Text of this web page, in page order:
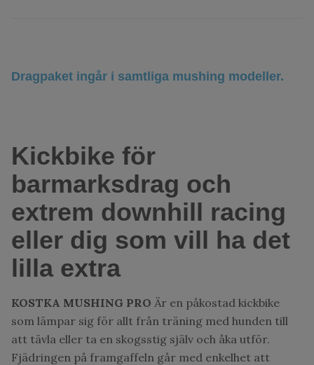
Dragpaket ingår i samtliga mushing modeller.
Kickbike för
barmarksdrag och
extrem downhill racing
eller dig som vill ha det
lilla extra
KOSTKA MUSHING PRO Är en påkostad kickbike
som lämpar sig för allt från träning med hunden till
att tävla eller ta en skogsstig själv och åka utför.
Fjädringen på framgaffeln går med enkelhet att